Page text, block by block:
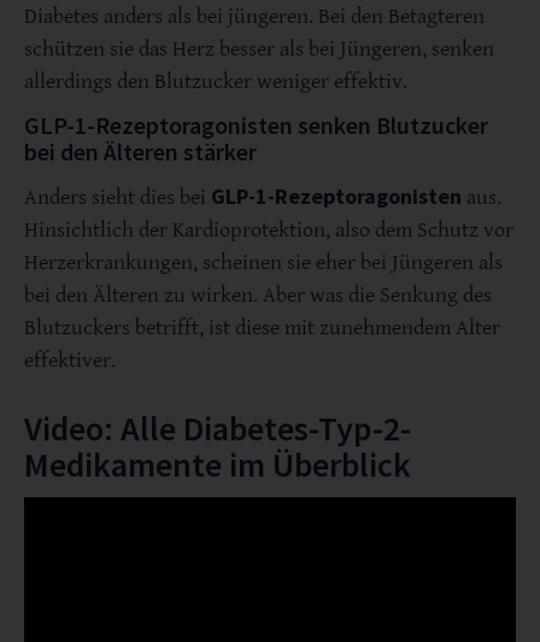
Diabetes anders als bei jüngeren. Bei den Betagteren
schützen sie das Herz besser als bei Jüngeren, senken
allerdings den Blutzucker weniger effektiv.
GLP-1-Rezeptoragonisten senken Blutzucker
bei den Älteren stärker
Anders sieht dies bei GLP-1-Rezeptoragonisten aus.
Hinsichtlich der Kardioprotektion, also dem Schutz vor
Herzerkrankungen, scheinen sie eher bei Jüngeren als
bei den Älteren zu wirken. Aber was die Senkung des
Blutzuckers betrifft, ist diese mit zunehmendem Alter
effektiver.
Video: Alle Diabetes-Typ-2-
Medikamente im Überblick